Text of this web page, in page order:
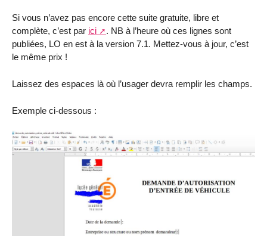
Si vous n’avez pas encore cette suite gratuite, libre et
complète, c’est par ici
. NB à l’heure où ces lignes sont
publiées, LO en est à la version 7.1. Mettez-vous à jour, c’est
le même prix !
Laissez des espaces là où l’usager devra remplir les champs.
Exemple ci-dessous :